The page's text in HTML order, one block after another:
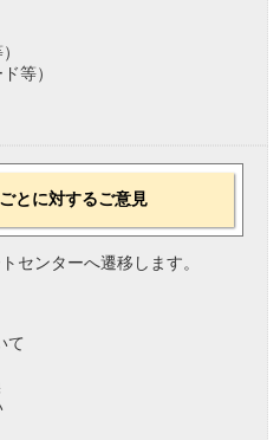
等）
とに対するご意見
センターへ遷移します。
て